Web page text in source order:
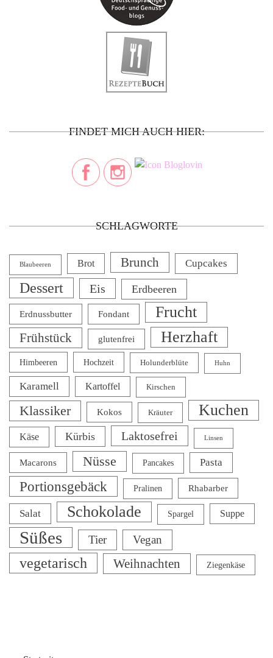
FINDET MICH AUCH HIER:
SCHLAGWORTE
Blaubeeren Brot Brunch Cupcakes
Dessert Eis Erdbeeren
Erdnussbutter Fondant Frucht
Frühstück glutenfrei Herzhaft
Himbeeren Hochzeit Holunderblüte Huhn
Karamell Kartoffel Kirschen
Klassiker Kokos Kräuter Kuchen
Käse Kürbis Laktosefrei Linsen
Macarons Nüsse Pancakes Pasta
Portionsgebäck Pralinen Rhabarber
Salat Schokolade Spargel Suppe
Süßes Tier Vegan
vegetarisch Weihnachten Ziegenkäse